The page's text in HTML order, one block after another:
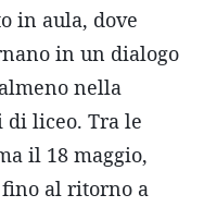
in aula, dove
in un dialogo
nella
di liceo. Tra le
il 18 maggio,
fino al ritorno a